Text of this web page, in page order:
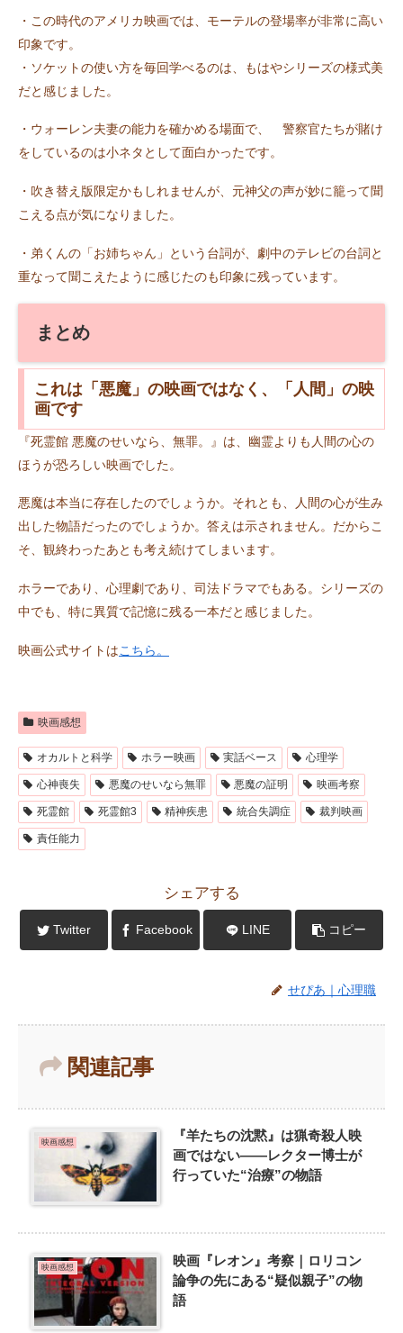
・この時代のアメリカ映画では、モーテルの登場率が非常に高い
印象です。
・ソケットの使い方を毎回学べるのは、もはやシリーズの様式美
だと感じました。
・ウォーレン夫妻の能力を確かめる場面で、 警察官たちが賭け
をしているのは小ネタとして面白かったです。
・吹き替え版限定かもしれませんが、元神父の声が妙に籠って聞
こえる点が気になりました。
・弟くんの「お姉ちゃん」という台詞が、劇中のテレビの台詞と
重なって聞こえたように感じたのも印象に残っています。
まとめ
これは「悪魔」の映画ではなく、「人間」の映
画です
『死霊館 悪魔のせいなら、無罪。』は、幽霊よりも人間の心の
ほうが恐ろしい映画でした。
悪魔は本当に存在したのでしょうか。それとも、人間の心が生み
出した物語だったのでしょうか。答えは示されません。だからこ
そ、観終わったあとも考え続けてしまいます。
ホラーであり、心理劇であり、司法ドラマでもある。シリーズの
中でも、特に異質で記憶に残る一本だと感じました。
映画公式サイトはこちら。
映画感想
オカルトと科学 ホラー映画 実話ベース 心理学
心神喪失 悪魔のせいなら無罪 悪魔の証明 映画考察
死霊館 死霊館3 精神疾患 統合失調症 裁判映画
責任能力
シェアする
Twitter Facebook LINE コピー
せぴあ｜心理職
関連記事
映画感想
『羊たちの沈黙』は猟奇殺人映
画ではない——レクター博士が
行っていた“治療”の物語
映画感想
映画『レオン』考察｜ロリコン
論争の先にある“疑似親子”の物
語